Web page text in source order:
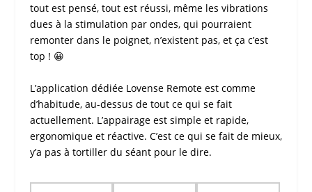
tout est pensé, tout est réussi, même les vibrations
dues à la stimulation par ondes, qui pourraient
remonter dans le poignet, n’existent pas, et ça c’est
top ! 😀
L’application dédiée Lovense Remoteest comme
d’habitude, au-dessus de tout ce qui se fait
actuellement. L’appairage est simple et rapide,
ergonomique et réactive. C’est ce qui se fait de mieux,
y’a pas à tortiller du séant pour le dire.